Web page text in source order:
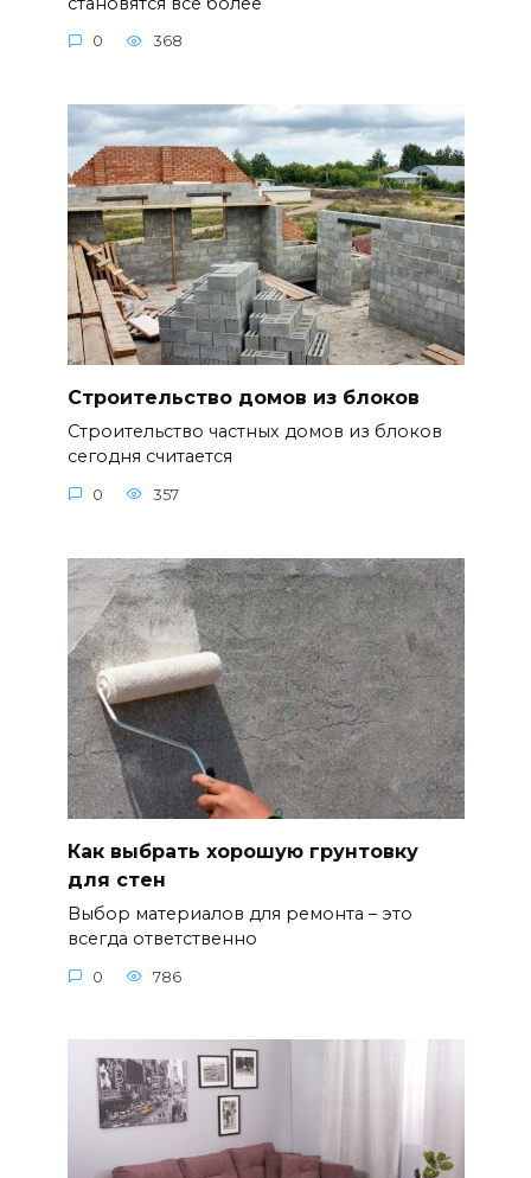
0 368
Строительство домов из блоков
Строительство частных домов из блоков
сегодня считается
0 357
Как выбрать хорошую грунтовку
для стен
Выбор материалов для ремонта – это
всегда ответственно
0 786